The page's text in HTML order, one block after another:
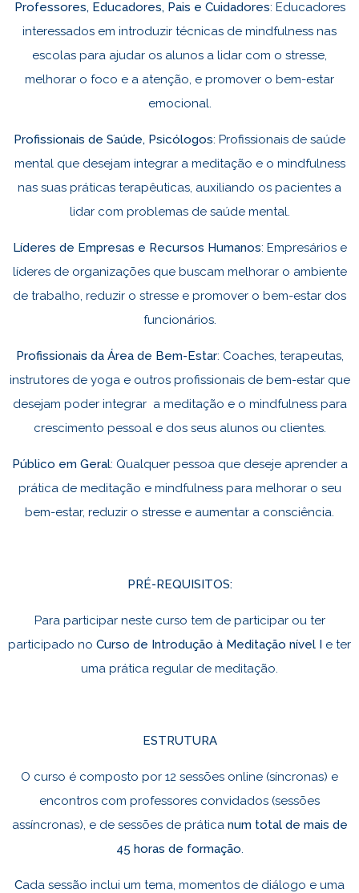
Professores, Educadores, Pais e Cuidadores: Educadores
interessados em introduzir técnicas de mindfulness nas
escolas para ajudar os alunos a lidar com o stresse,
melhorar o foco e a atenção, e promover o bem-estar
emocional.
Profissionais de Saúde, Psicólogos: Profissionais de saúde
mental que desejam integrar a meditação e o mindfulness
nas suas práticas terapêuticas, auxiliando os pacientes a
lidar com problemas de saúde mental.
Líderes de Empresas e Recursos Humanos: Empresários e
líderes de organizações que buscam melhorar o ambiente
de trabalho, reduzir o stresse e promover o bem-estar dos
funcionários.
Profissionais da Área de Bem-Estar: Coaches, terapeutas,
instrutores de yoga e outros profissionais de bem-estar que
desejam poder integrar a meditação e o mindfulness para
crescimento pessoal e dos seus alunos ou clientes.
Público em Geral: Qualquer pessoa que deseje aprender a
prática de meditação e mindfulness para melhorar o seu
bem-estar, reduzir o stresse e aumentar a consciência.
PRÉ-REQUISITOS:
Para participar neste curso tem de participar ou ter
participado no Curso de Introdução à Meditação nível I e ter
uma prática regular de meditação.
ESTRUTURA
O curso é composto por 12 sessões online (síncronas) e
encontros com professores convidados (sessões
assíncronas), e de sessões de prática num total de mais de
45 horas de formação.
Cada sessão inclui um tema, momentos de diálogo e uma